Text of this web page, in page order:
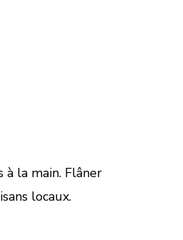
la main. Flâner
locaux.